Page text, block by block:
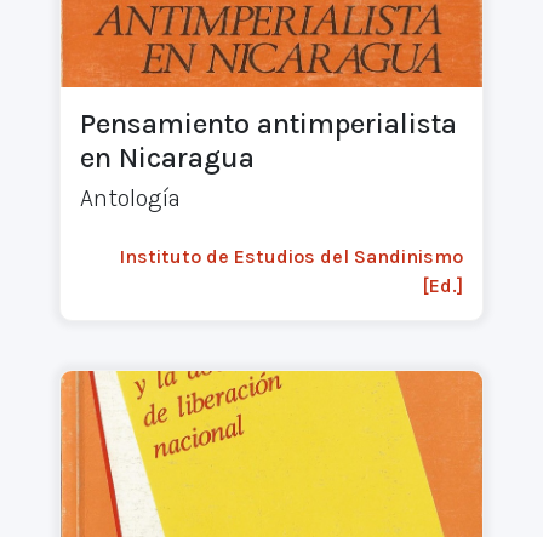
Pensamiento antimperialista
en Nicaragua
Antología
Instituto de Estudios del Sandinismo
[Ed.]